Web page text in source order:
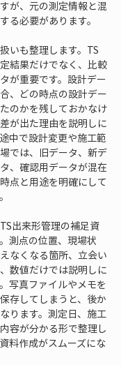
が、元の測定情報と混
る必要があります。
いも整理します。TS
結果だけでなく、比較
が重要です。設計デー
、どの時点の設計デー
のかを残しておかなけ
が出た理由を説明しに
中で設計変更や施工範
では、旧データ、新デ
、確認用データが混在
点と用途を明確にして
出来形管理の補足資
測点の位置、現場状
なくなる箇所、立会い
数値だけでは説明しに
写真ファイルやメモを
存してしまうと、後か
ります。測定日、施工
容が分かる形で整理し
料作成がスムーズにな